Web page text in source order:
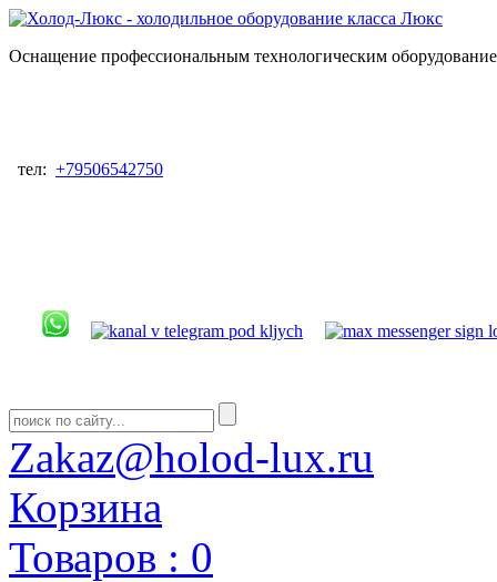
Оснащение профессиональным технологическим
тел: +79506542750
Zakaz@holod-lux.ru
Корзина
Товаров : 0